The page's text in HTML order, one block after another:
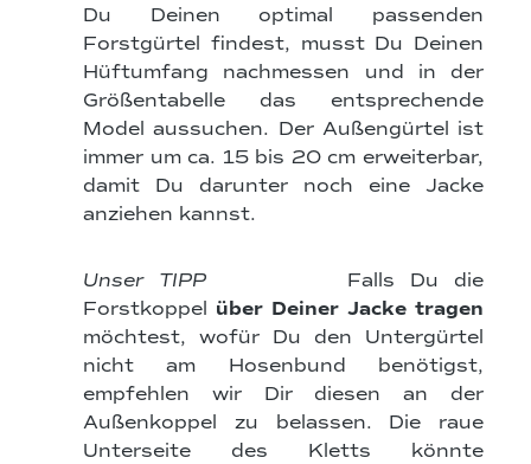
Du Deinen optimal passenden
Forstgürtel findest, musst Du Deinen
Hüftumfang nachmessen und in der
Größentabelle das entsprechende
Model aussuchen. Der Außengürtel ist
immer um ca. 15 bis 20 cm erweiterbar,
damit Du darunter noch eine Jacke
anziehen kannst.
Unser TIPP Falls Du die
Forstkoppel über Deiner Jacke tragen
möchtest, wofür Du den Untergürtel
nicht am Hosenbund benötigst,
empfehlen wir Dir diesen an der
Außenkoppel zu belassen. Die raue
Unterseite des Kletts könnte